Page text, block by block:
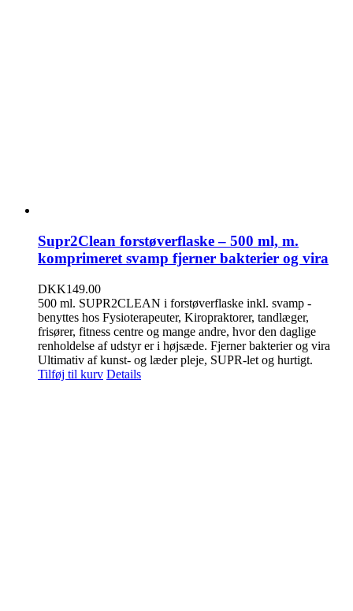
Supr2Clean forstøverflaske – 500 ml, m.
komprimeret svamp fjerner bakterier og vira
DKK149.00
500 ml. SUPR2CLEAN i forstøverflaske inkl. svamp -
benyttes hos Fysioterapeuter, Kiropraktorer, tandlæger,
frisører, fitness centre og mange andre, hvor den daglige
renholdelse af udstyr er i højsæde. Fjerner bakterier og vira
Ultimativ af kunst- og læder pleje, SUPR-let og hurtigt.
Tilføj til kurv Details